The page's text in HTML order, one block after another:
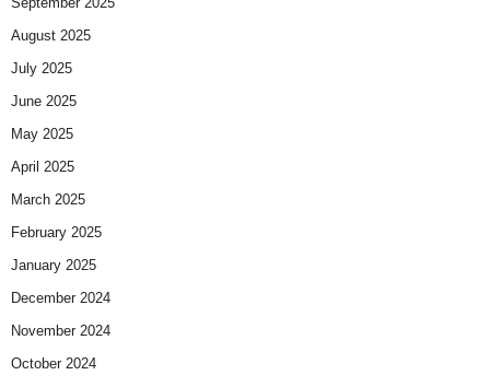
August 2025
July 2025
June 2025
May 2025
April 2025
March 2025
February 2025
January 2025
December 2024
November 2024
October 2024